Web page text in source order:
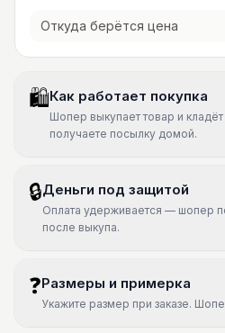
Откуда берётся цена
🛍Как работает покупка
Шопер выкупает товар и
получаете посылку домой.
🔒Деньги под защитой
Оплата удерживается — шопер
после выкупа.
❓Размеры и примерка
Укажите размер при заказе.